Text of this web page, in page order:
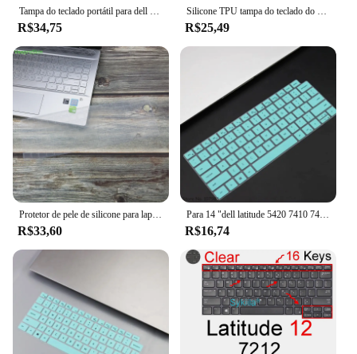
Tampa do teclado portátil para dell vostro 3400 3401 3405 5300 5301 5390 5391 5401 7405 7409 7490 5405 5406 5490 5493 5498 5300
R$34,75
Silicone TPU tampa do teclado do portátil, protetor da pele para Dell G16 7620 2022, Dell G16 7630 2023 16"
R$25,49
Protetor de pele de silicone para laptop, 15 15.6 polegadas, para dell inspiron 15 5584 5586, cobertura de teclado para notebook 7590 7591
R$33,60
Para 14 "dell latitude 5420 7410 7420 7520 / 15" 15.6 "dell latitude 9000 9510 9520 portátil silicone teclado capa protetor da pele
R$16,74